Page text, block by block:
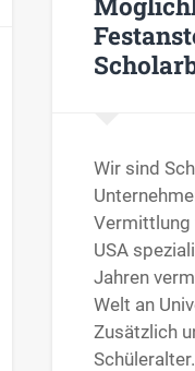
Wir sind
Vermittlung
USA
Jahren
Welt an
Zusätzlich